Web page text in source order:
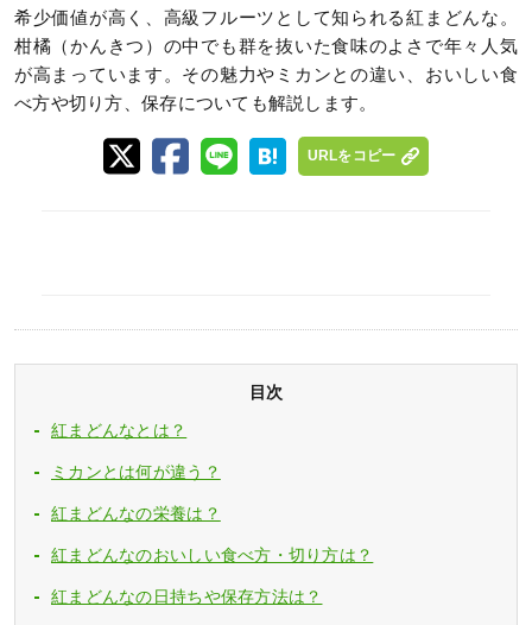
希少価値が高く、高級フルーツとして知られる紅まどんな。
柑橘（かんきつ）の中でも群を抜いた食味のよさで年々人気
が高まっています。その魅力やミカンとの違い、おいしい食
べ方や切り方、保存についても解説します。
URLをコピー
目次
紅まどんなとは？
ミカンとは何が違う？
紅まどんなの栄養は？
紅まどんなのおいしい食べ方・切り方は？
紅まどんなの日持ちや保存方法は？